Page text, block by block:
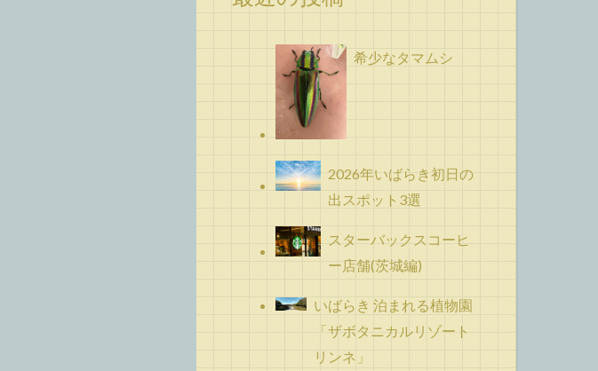
希少なタマムシ
2026年いばらき初日の
出スポット3選
スターバックスコーヒ
ー店舗(茨城編)
いばらき 泊まれる植物園
「ザボタニカルリゾート
リンネ」